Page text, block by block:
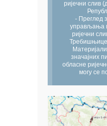
ријечни слив
- Преглед
управљања
ријечни
Требишњице
значајних
обласне
могу се